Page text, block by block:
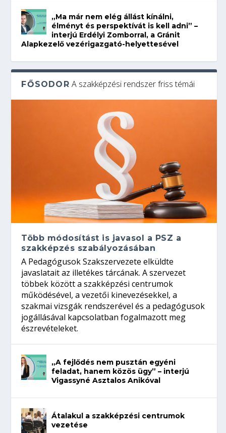
„Ma már nem elég állást kínálni,
élményt és perspektívát is kell adni” –
interjú Erdélyi Zomborral, a Gránit
Alapkezelő vezérigazgató-helyettesével
FŐSODOR A szakképzési rendszer friss témái
Több módosítást is javasol a PSZ a
szakképzés szabályozásában
A Pedagógusok Szakszervezete elküldte
javaslatait az illetékes tárcának. A szervezet
többek között a szakképzési centrumok
működésével, a vezetői kinevezésekkel, a
szakmai vizsgák rendszerével és a pedagógusok
jogállásával kapcsolatban fogalmazott meg
észrevételeket.
„A fejlődés nem pusztán egyéni
feladat, hanem közös ügy” – interjú
Vigassyné Asztalos Anikóval
Átalakul a szakképzési centrumok
vezetése